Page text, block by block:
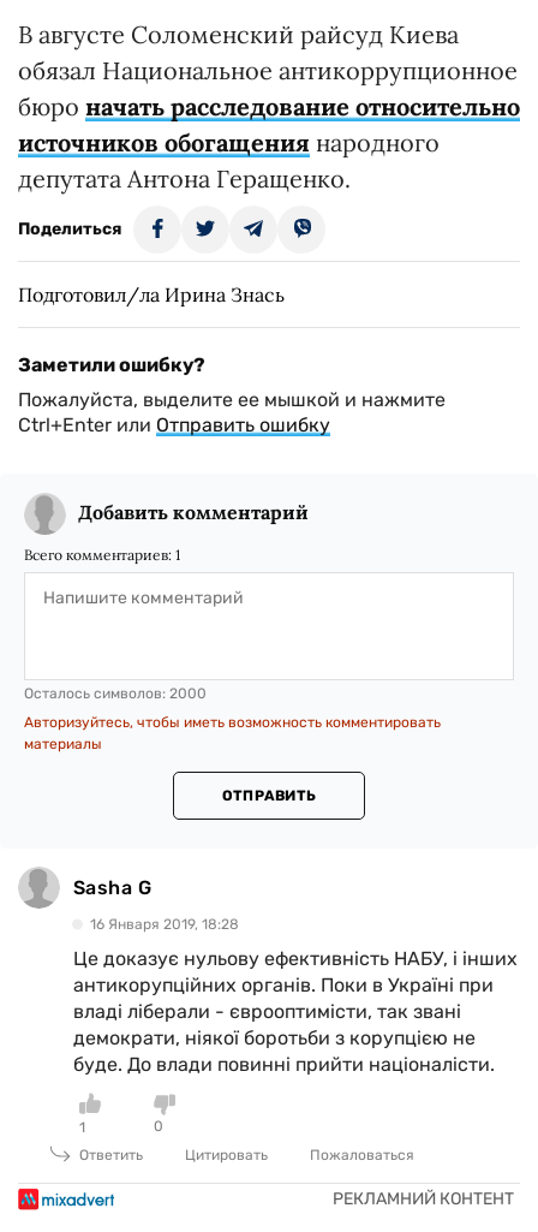
В августе Соломенский райсуд Киева
обязал Национальное антикоррупционное
бюро начать расследование относительно
источников обогащения народного
депутата Антона Геращенко.
Поделиться
Подготовил/ла Ирина Знась
Заметили ошибку?
Пожалуйста, выделите ее мышкой и нажмите
Ctrl+Enter или Отправить ошибку
Добавить комментарий
Всего комментариев: 1
Осталось символов: 2000
Авторизуйтесь, чтобы иметь возможность комментировать
материалы
ОТПРАВИТЬ
Sasha G
16 Января 2019, 18:28
Це доказує нульову ефективність НАБУ, і інших
антикорупційних органів. Поки в Україні при
владі ліберали - єврооптимісти, так звані
демократи, ніякої боротьби з корупцією не
буде. До влади повинні прийти націоналісти.
1
0
Ответить
Цитировать Пожаловаться